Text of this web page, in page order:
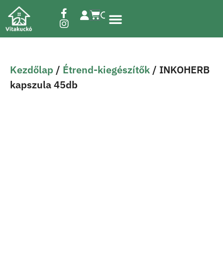
Kezdőlap / Étrend-kiegészítők / INKOHERB
kapszula 45db